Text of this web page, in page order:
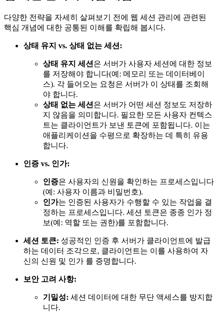
다양한 전략을 자세히 살펴보기 전에 웹 세션 관리에 관련된
핵심 개념에 대한 공통된 이해를 확립해 봅시다.
상태 유지 vs. 상태 없는 세션:
상태 유지 세션 은 서버가 사용자 세션에 대한 정보
를 저장해야 합니다(예: 메모리 또는 데이터베이
스). 각 들어오는 요청은 서버가 이 상태를 조회해
야 합니다.
상태 없는 세션 은 서버가 어떤 세션 정보도 저장하
지 않음을 의미합니다. 필요한 모든 사용자 컨텍스
트는 클라이언트가 보낸 토큰에 포함됩니다. 이는
애플리케이션을 수평으로 확장하는 데 특히 유용
합니다.
인증 vs. 인가:
인증은 사용자의 신원을 확인하는 프로세스입니다
(예: 사용자 이름과 비밀번호).
인가는 인증된 사용자가 수행할 수 있는 작업을 결
정하는 프로세스입니다. 세션 토큰은 종종 인가 정
보(예: 역할 또는 권한)를 포함합니다.
세션 토큰: 성공적인 인증 후 서버가 클라이언트에 발급
하는 데이터 조각으로, 클라이언트는 이를 사용하여 자
신의 신원 및 인가 를 증명합니다.
보안 고려 사항:
기밀성: 세션 데이터에 대한 무단 액세스를 방지합
니다.